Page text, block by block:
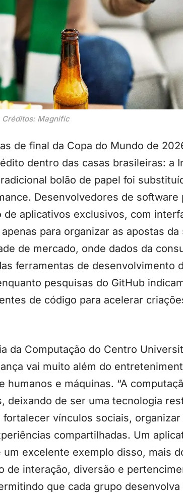
Créditos: Magnific
de final da Copa do Mundo de
dentro das casas brasileiras: a
bolão de papel foi
Desenvolvedores de software
aplicativos exclusivos, com
para organizar as apostas da
de mercado, onde dados da
ferramentas de desenvolvimento
pesquisas do GitHub
de código para acelerar
da Computação do Centro
vai muito além do
e máquinas. “A
deixando de ser uma tecnologia
vínculos sociais,
compartilhadas. Um
excelente exemplo disso, mais
de interação, diversão e
que cada grupo